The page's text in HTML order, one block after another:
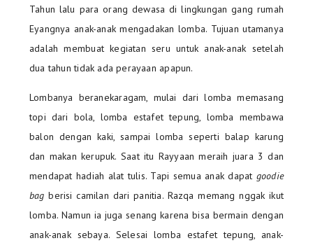
Tahun lalu para orang dewasa di lingkungan gang rumah
Eyangnya anak-anak mengadakan lomba. Tujuan utamanya
adalah membuat kegiatan seru untuk anak-anak setelah
dua tahun tidak ada perayaan apapun.
Lombanya beranekaragam, mulai dari lomba memasang
topi dari bola, lomba estafet tepung, lomba membawa
balon dengan kaki, sampai lomba seperti balap karung
dan makan kerupuk. Saat itu Rayyaan meraih juara 3 dan
mendapat hadiah alat tulis. Tapi semua anak dapat goodie
bag berisi camilan dari panitia. Razqa memang nggak ikut
lomba. Namun ia juga senang karena bisa bermain dengan
anak-anak sebaya. Selesai lomba estafet tepung, anak-